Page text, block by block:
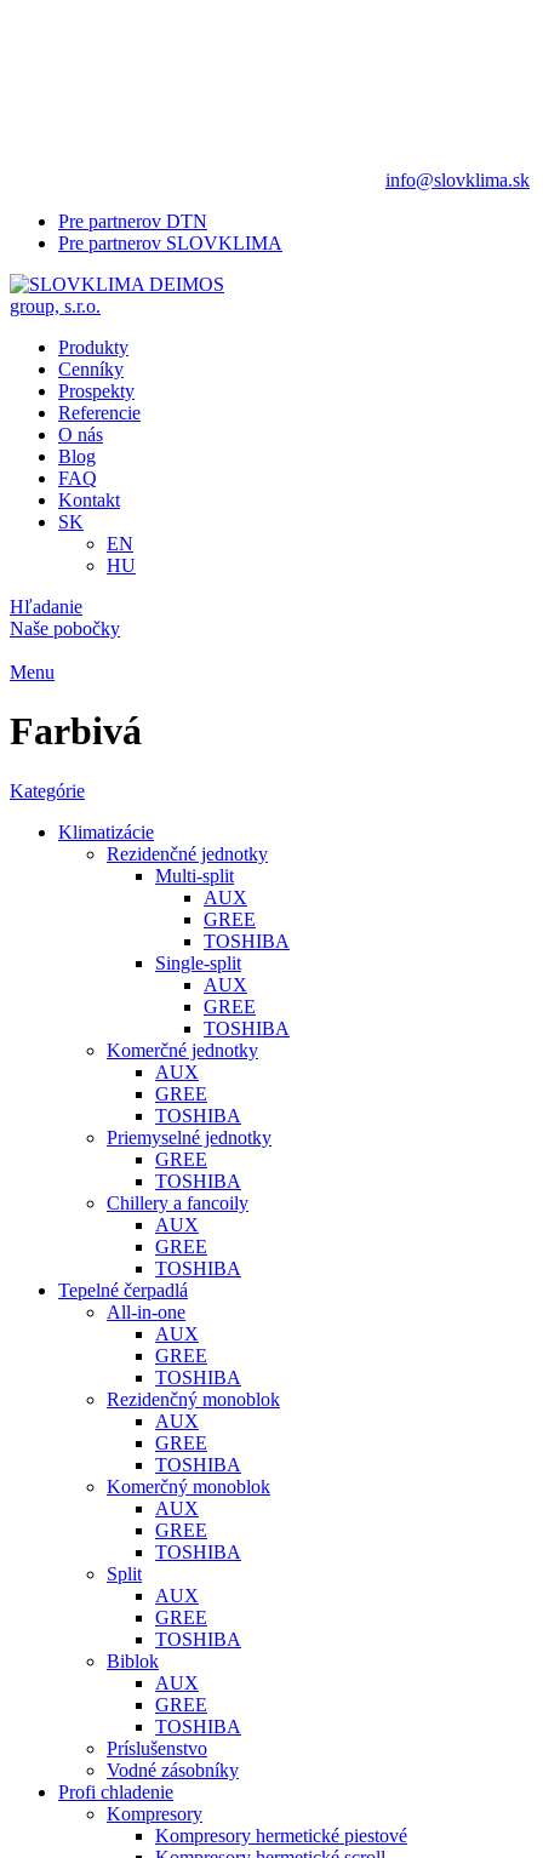
info@slovklima.sk
Pre partnerov DTN
Pre partnerov SLOVKLIMA
Produkty
Cenníky
Prospekty
Referencie
O nás
Blog
FAQ
Kontakt
SK
EN
HU
Hľadanie
Naše pobočky
Menu
Farbivá
Kategórie
Klimatizácie
Rezidenčné jednotky
Multi-split
AUX
GREE
TOSHIBA
Single-split
AUX
GREE
TOSHIBA
Komerčné jednotky
AUX
GREE
TOSHIBA
Priemyselné jednotky
GREE
TOSHIBA
Chillery a fancoily
AUX
GREE
TOSHIBA
Tepelné čerpadlá
All-in-one
AUX
GREE
TOSHIBA
Rezidenčný monoblok
AUX
GREE
TOSHIBA
Komerčný monoblok
AUX
GREE
TOSHIBA
Split
AUX
GREE
TOSHIBA
Biblok
AUX
GREE
TOSHIBA
Príslušenstvo
Vodné zásobníky
Profi chladenie
Kompresory
Kompresory hermetické piestové